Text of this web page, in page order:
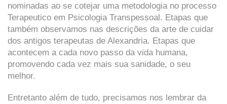
nominadas ao se cotejar uma metodologia no processo
Terapeutico em Psicologia Transpessoal. Etapas que
também observamos nas descrições da arte de cuidar
dos antigos terapeutas de Alexandria. Etapas que
acontecem a cada novo passo da vida humana,
promovendo cada vez mais sua sanidade, o seu
melhor.
Entretanto além de tudo, precisamos nos lembrar da